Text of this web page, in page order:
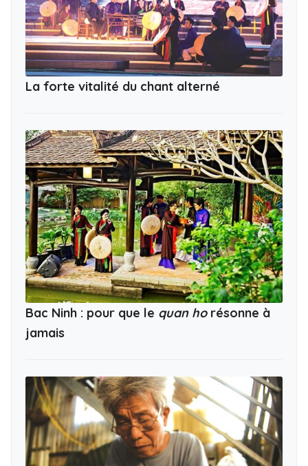
La forte vitalité du chant alterné
Bac Ninh : pour que le quan horésonne à
jamais